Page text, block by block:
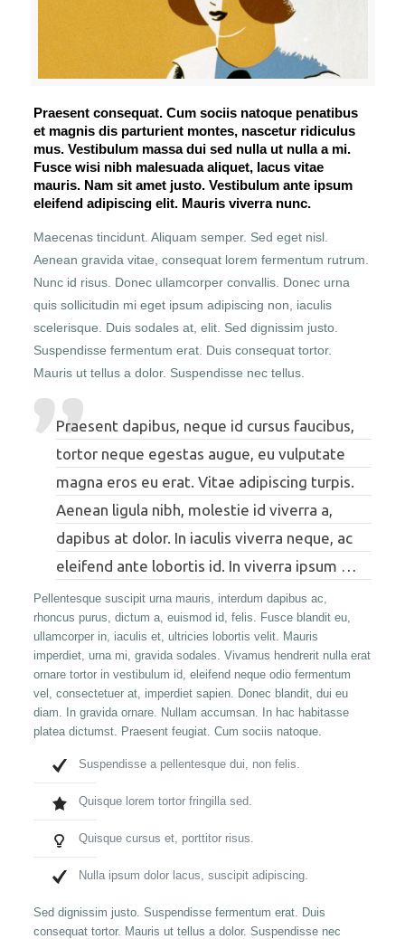
Praesent consequat. Cum sociis natoque penatibus
et magnis dis parturient montes, nascetur ridiculus
mus. Vestibulum massa dui sed nulla ut nulla a mi.
Fusce wisi nibh malesuada aliquet, lacus vitae
mauris. Nam sit amet justo. Vestibulum ante ipsum
eleifend adipiscing elit. Mauris viverra nunc.
Maecenas tincidunt. Aliquam semper. Sed eget nisl.
Aenean gravida vitae, consequat lorem fermentum rutrum.
Nunc id risus. Donec ullamcorper convallis. Donec urna
quis sollicitudin mi eget ipsum adipiscing non, iaculis
scelerisque. Duis sodales at, elit. Sed dignissim justo.
Suspendisse fermentum erat. Duis consequat tortor.
Mauris ut tellus a dolor. Suspendisse nec tellus.
Praesent dapibus, neque id cursus faucibus,
tortor neque egestas augue, eu vulputate
magna eros eu erat. Vitae adipiscing turpis.
Aenean ligula nibh, molestie id viverra a,
dapibus at dolor. In iaculis viverra neque, ac
eleifend ante lobortis id. In viverra ipsum …
Pellentesque suscipit urna mauris, interdum dapibus ac,
rhoncus purus, dictum a, euismod id, felis. Fusce blandit eu,
ullamcorper in, iaculis et, ultricies lobortis velit. Mauris
imperdiet, urna mi, gravida sodales. Vivamus hendrerit nulla erat
ornare tortor in vestibulum id, eleifend neque odio fermentum
vel, consectetuer at, imperdiet sapien. Donec blandit, dui eu
diam. In gravida ornare. Nullam accumsan. In hac habitasse
platea dictumst. Praesent feugiat. Cum sociis natoque.
Suspendisse a pellentesque dui, non felis.
Quisque lorem tortor fringilla sed.
Quisque cursus et, porttitor risus.
Nulla ipsum dolor lacus, suscipit adipiscing.
Sed dignissim justo. Suspendisse fermentum erat. Duis
consequat tortor. Mauris ut tellus a dolor. Suspendisse nec